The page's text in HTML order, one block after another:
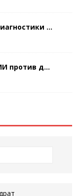
...
против д...